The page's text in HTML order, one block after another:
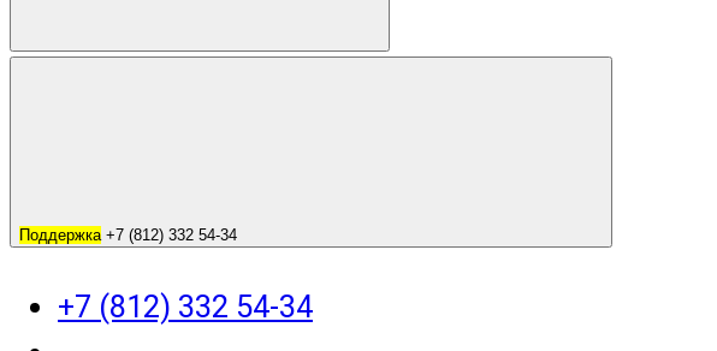
Поддержка +7 (812) 332 54-34
+7 (812) 332 54-34